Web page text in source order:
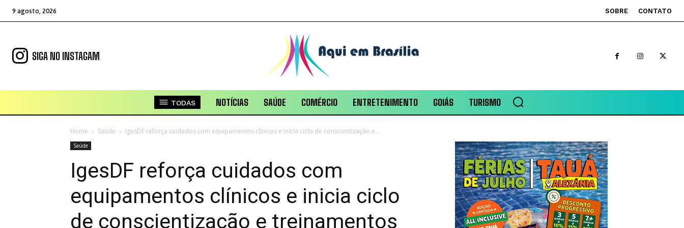
9 agosto, 2026 SOBRE CONTATO
SIGA NO INSTAGAM
TODAS NOTÍCIAS SAÚDE COMÉRCIO ENTRETENIMENTO GOIÁS TURISMO
Home Saúde IgesDF reforça cuidados com equipamentos clínicos e inicia ciclo de conscientização e...
Saúde
IgesDF reforça cuidados com
equipamentos clínicos e inicia ciclo
de conscientização e treinamentos